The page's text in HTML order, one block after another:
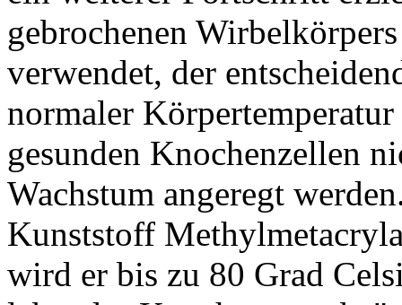
gebrochenen
verwendet, der
normaler
gesunden Knochenzellen
Wachstum angeregt
Kunststoff
wird er bis zu 80 Grad